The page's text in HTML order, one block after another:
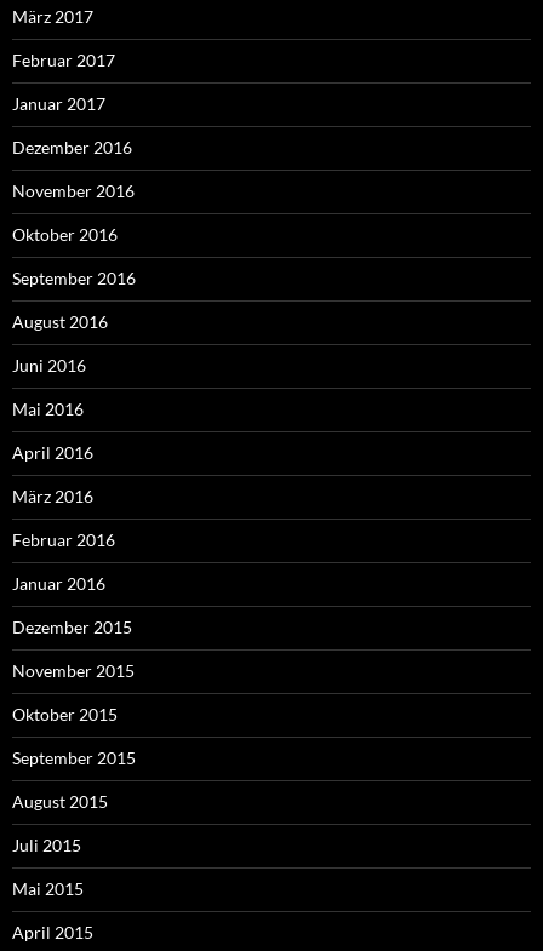
März 2017
Februar 2017
Januar 2017
Dezember 2016
November 2016
Oktober 2016
September 2016
August 2016
Juni 2016
Mai 2016
April 2016
März 2016
Februar 2016
Januar 2016
Dezember 2015
November 2015
Oktober 2015
September 2015
August 2015
Juli 2015
Mai 2015
April 2015